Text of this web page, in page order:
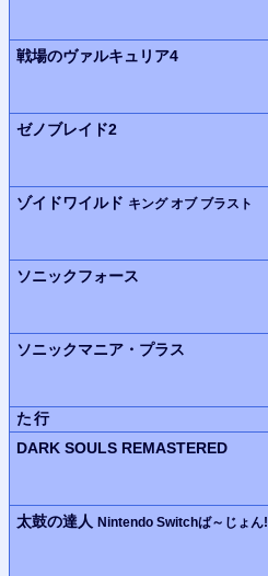
戦場のヴァルキュリア4
ゼノブレイド2
ゾイドワイルド キング オブ ブラスト
ソニックフォース
ソニックマニア・プラス
た行
DARK SOULS REMASTERED
太鼓の達人 Nintendo Switchば～じょん!